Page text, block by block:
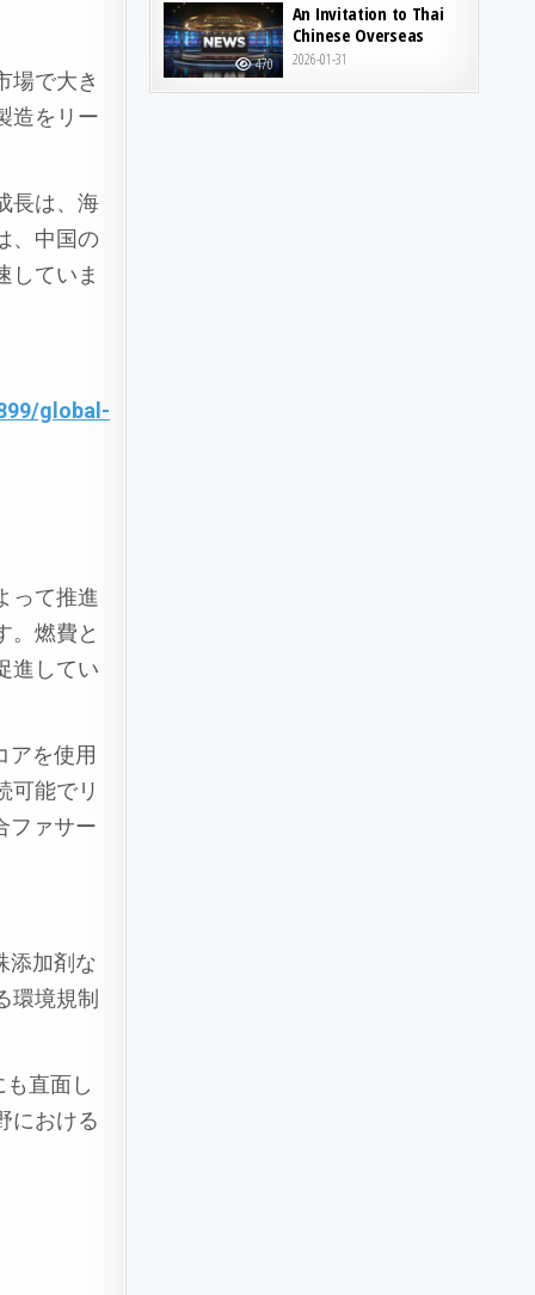
場で大き
造をリー
長は、海
、中国の
していま
global-
って推進
。燃費と
進してい
アを使用
可能でリ
ファサー
添加剤な
環境規制
直面し
における
470
An Invitation to Thai
Chinese Overseas
2026-01-31